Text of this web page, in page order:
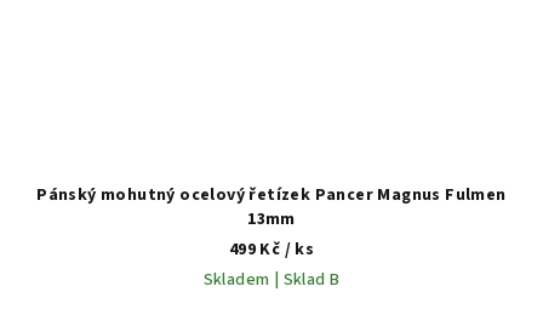
Pánský mohutný ocelový řetízek Pancer Magnus Fulmen
13mm
499 Kč / ks
Skladem | Sklad B